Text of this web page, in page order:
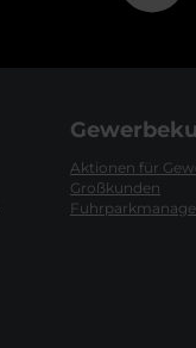
Aktionen für
Großkunden